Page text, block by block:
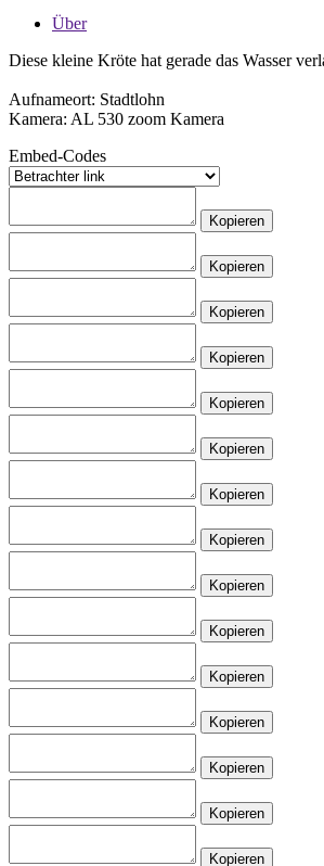
Über
Diese kleine Kröte hat gerade das Wasser
Aufnameort: Stadtlohn
Kamera: AL 530 zoom Kamera
Embed-Codes
Kopieren
Kopieren
Kopieren
Kopieren
Kopieren
Kopieren
Kopieren
Kopieren
Kopieren
Kopieren
Kopieren
Kopieren
Kopieren
Kopieren
Kopieren